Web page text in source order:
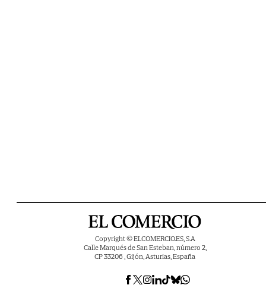
Copyright © ELCOMERCIO.ES, S.A
Calle Marqués de San Esteban, número 2,
CP 33206 , Gijón, Asturias, España